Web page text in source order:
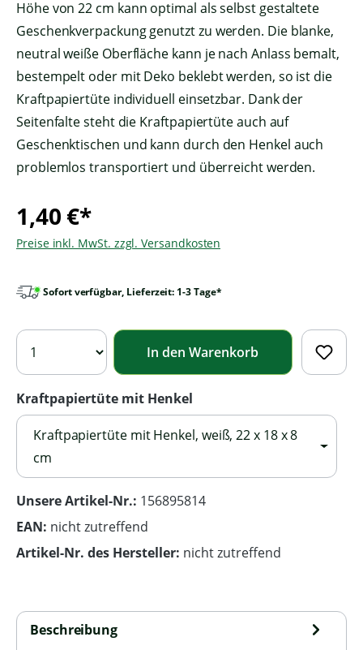
Höhe von 22 cm kann optimal als selbst gestaltete
Geschenkverpackung genutzt zu werden. Die blanke,
neutral weiße Oberfläche kann je nach Anlass bemalt,
bestempelt oder mit Deko beklebt werden, so ist die
Kraftpapiertüte individuell einsetzbar. Dank der
Seitenfalte steht die Kraftpapiertüte auch auf
Geschenktischen und kann durch den Henkel auch
problemlos transportiert und überreicht werden.
1,40 €*
Preise inkl. MwSt. zzgl. Versandkosten
Sofort verfügbar, Lieferzeit: 1-3 Tage*
In den Warenkorb
Kraftpapiertüte mit Henkel
Kraftpapiertüte mit Henkel, weiß, 22 x 18 x 8
cm
Unsere Artikel-Nr.: 156895814
EAN: nicht zutreffend
Artikel-Nr. des Hersteller: nicht zutreffend
Beschreibung